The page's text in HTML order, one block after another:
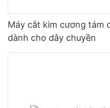
Máy cắt kim cương tám
dành cho dây chuyền